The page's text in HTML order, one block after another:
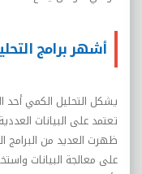
أشهر برامج
يشكل التحليل الكمي أحد
تعتمد على البيانات
ظهرت العديد من البرامج
على معالجة البيانات